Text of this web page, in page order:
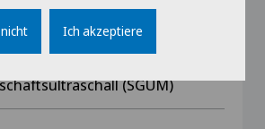
(SGUM)
Ich akzeptiere